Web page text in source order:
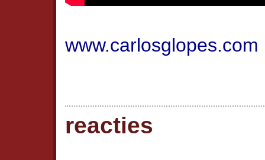
www.carlosglopes.com
reacties